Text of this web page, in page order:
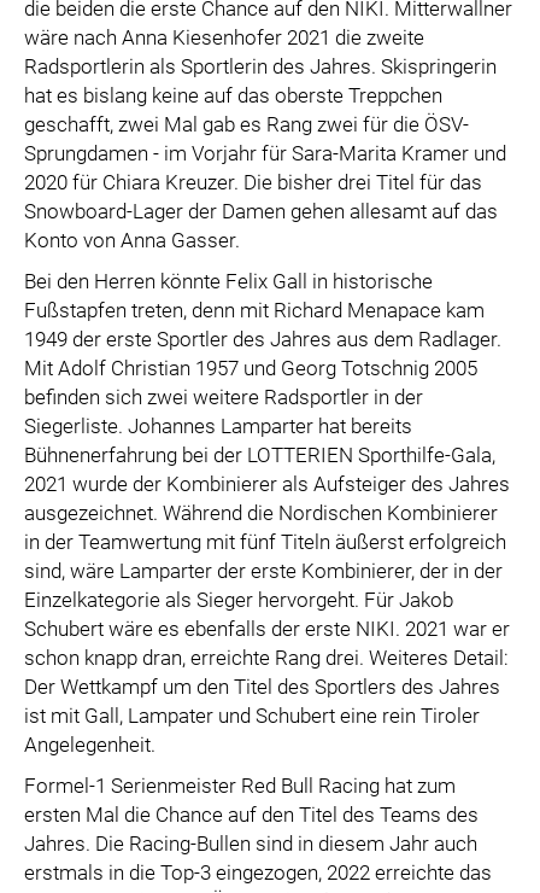
die beiden die erste Chance auf den NIKI. Mitterwallner
wäre nach Anna Kiesenhofer 2021 die zweite
Radsportlerin als Sportlerin des Jahres. Skispringerin
hat es bislang keine auf das oberste Treppchen
geschafft, zwei Mal gab es Rang zwei für die ÖSV-
Sprungdamen - im Vorjahr für Sara-Marita Kramer und
2020 für Chiara Kreuzer. Die bisher drei Titel für das
Snowboard-Lager der Damen gehen allesamt auf das
Konto von Anna Gasser.
Bei den Herren könnte Felix Gall in historische
Fußstapfen treten, denn mit Richard Menapace kam
1949 der erste Sportler des Jahres aus dem Radlager.
Mit Adolf Christian 1957 und Georg Totschnig 2005
befinden sich zwei weitere Radsportler in der
Siegerliste. Johannes Lamparter hat bereits
Bühnenerfahrung bei der LOTTERIEN Sporthilfe-Gala,
2021 wurde der Kombinierer als Aufsteiger des Jahres
ausgezeichnet. Während die Nordischen Kombinierer
in der Teamwertung mit fünf Titeln äußerst erfolgreich
sind, wäre Lamparter der erste Kombinierer, der in der
Einzelkategorie als Sieger hervorgeht. Für Jakob
Schubert wäre es ebenfalls der erste NIKI. 2021 war er
schon knapp dran, erreichte Rang drei. Weiteres Detail:
Der Wettkampf um den Titel des Sportlers des Jahres
ist mit Gall, Lampater und Schubert eine rein Tiroler
Angelegenheit.
Formel-1 Serienmeister Red Bull Racing hat zum
ersten Mal die Chance auf den Titel des Teams des
Jahres. Die Racing-Bullen sind in diesem Jahr auch
erstmals in die Top-3 eingezogen, 2022 erreichte das